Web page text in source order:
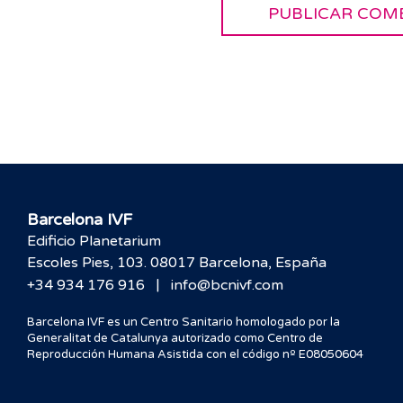
Barcelona IVF
Edificio Planetarium
Escoles Pies, 103. 08017 Barcelona, España
+34 934 176 916
| info@bcnivf.com
Barcelona IVF es un Centro Sanitario homologado por la
Generalitat de Catalunya autorizado como Centro de
Reproducción Humana Asistida con el código nº E08050604